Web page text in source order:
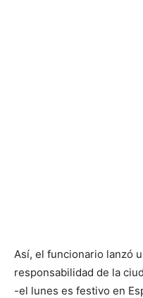
Así, el funcionario lanzó
responsabilidad de la
-el lunes es festivo en